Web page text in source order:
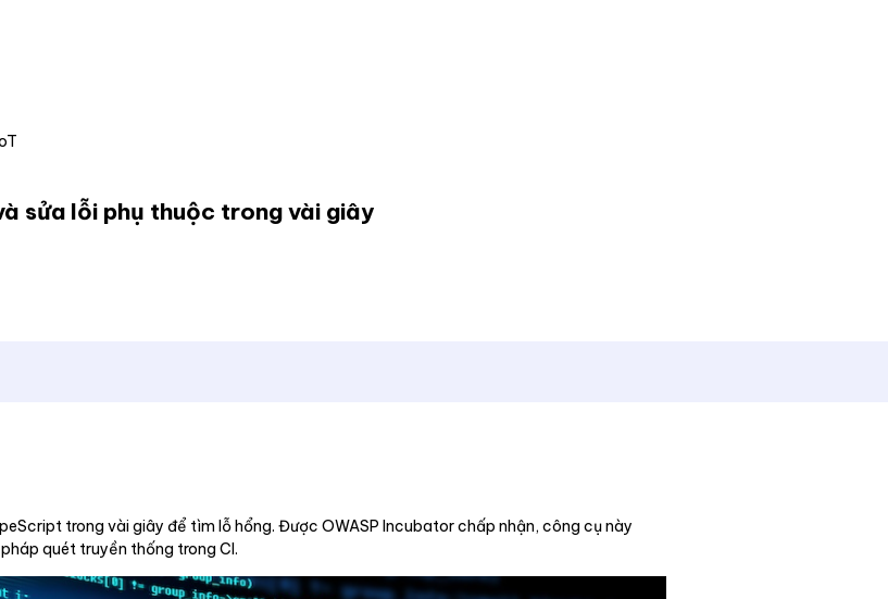
sửa lỗi phụ thuộc trong vài giây
trong vài giây để tìm lỗ hổng. Được OWASP Incubator chấp nhận, công cụ này
quét truyền thống trong CI.